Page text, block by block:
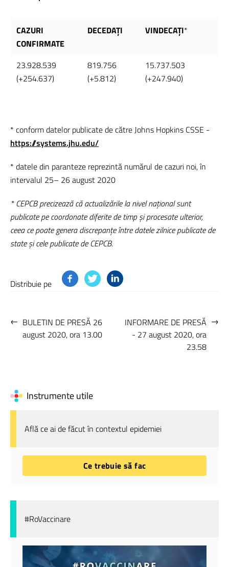
CAZURI
CONFIRMATE
DECEDAȚI VINDECAȚI*
23.928.539
(+254.637)
819.756
(+5.812)
15.737.503
(+247.940)
* conform datelor publicate de către Johns Hopkins CSSE -
https://systems.jhu.edu/
* datele din paranteze reprezintă numărul de cazuri noi, în
intervalul 25– 26 august 2020
* CEPCB precizează că actualizările la nivel național sunt
publicate pe coordonate diferite de timp și procesate ulterior,
ceea ce poate genera discrepanțe între datele zilnice publicate de
state și cele publicate de CEPCB.
Distribuie pe
← BULETIN DE PRESĂ 26
august 2020, ora 13.00
INFORMARE DE PRESĂ
- 27 august 2020, ora
23.58
→
Instrumente utile
Află ce ai de făcut în contextul epidemiei
Ce trebuie să fac
#RoVaccinare